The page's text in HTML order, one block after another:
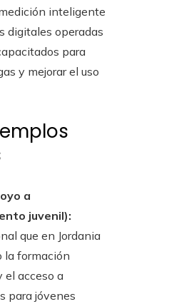
inteligente
digitales operadas
para
y mejorar el uso
a
juvenil):
que en Jordania
la formación
el acceso a
para jóvenes